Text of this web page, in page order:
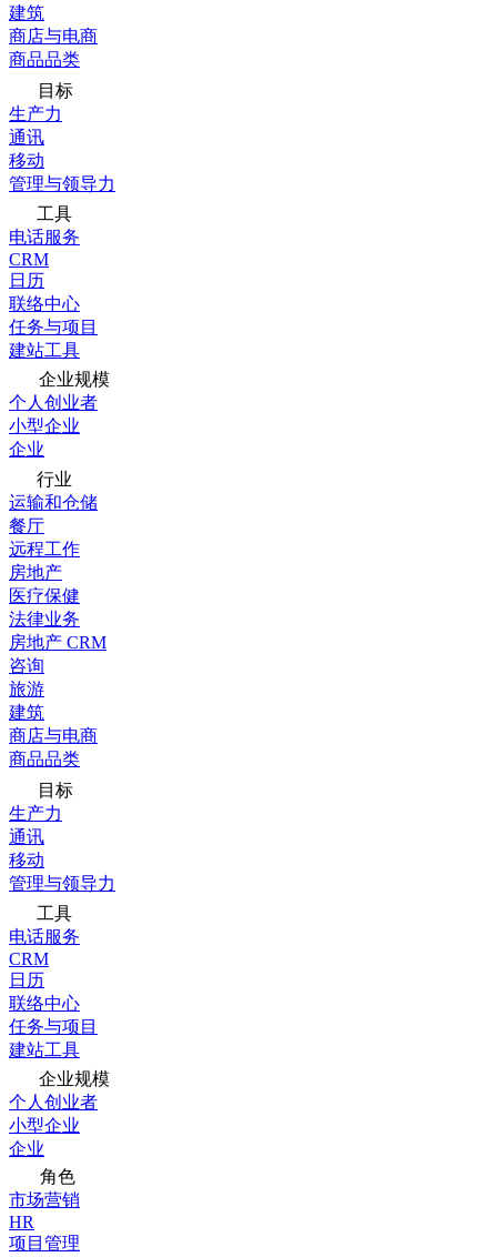
建筑
商店与电商
商品品类
目标
生产力
通讯
移动
管理与领导力
工具
电话服务
CRM
日历
联络中心
任务与项目
建站工具
企业规模
个人创业者
小型企业
企业
行业
运输和仓储
餐厅
远程工作
房地产
医疗保健
法律业务
房地产 CRM
咨询
旅游
建筑
商店与电商
商品品类
目标
生产力
通讯
移动
管理与领导力
工具
电话服务
CRM
日历
联络中心
任务与项目
建站工具
企业规模
个人创业者
小型企业
企业
角色
市场营销
HR
项目管理